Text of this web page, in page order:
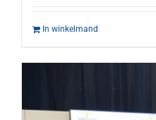
In winkelmand